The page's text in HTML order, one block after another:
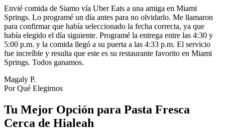
Envié comida de Siamo vía Uber Eats a una amiga en Miami
Springs. Lo programé un día antes para no olvidarlo. Me llamaron
para confirmar que había seleccionado la fecha correcta, ya que
había elegido el día siguiente. Programé la entrega entre las 4:30 y
5:00 p.m. y la comida llegó a su puerta a las 4:33 p.m. El servicio
fue increíble y resulta que este es su restaurante favorito en Miami
Springs. Todos ganamos.
Magaly P.
Por Qué Elegirnos
Tu Mejor Opción para Pasta Fresca
Cerca de Hialeah